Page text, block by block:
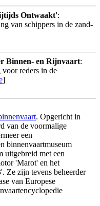
Ontwaakt':
van schippers in de zand-
Binnen- en Rijnvaart:
reders in de
]
. Opgericht in
van de voormalige
een
binnenvaartmuseum
uitgebreid met een
'Marot' en het
Ze zijn tevens beheerder
van Europese